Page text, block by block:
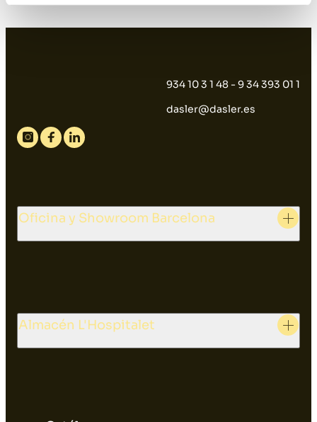
934 10 3 1 48 - 9 34 393 01 1
dasler@dasler.es
Instagram
FacebookLinkedin
Oficina y Showroom Barcelona
Almacén L'Hospitalet